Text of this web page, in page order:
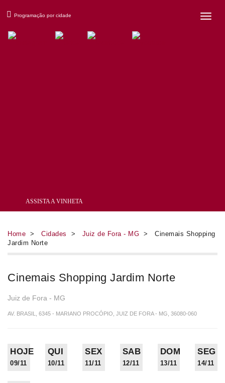
Programação por cidade
ASSISTA A VINHETA
Home > Cidades > Juiz de Fora - MG > Cinemais Shopping
Jardim Norte
Cinemais Shopping Jardim Norte
Juiz de Fora - MG
AV. BRASIL, 6345 - MARIANO PROCÓPIO, JUIZ DE FORA - MG, 36080-060
HOJE
09/11
QUI
10/11
SEX
11/11
SAB
12/11
DOM
13/11
SEG
14/11